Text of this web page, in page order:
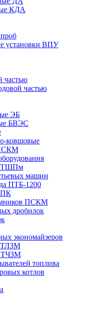
КДА
установки ВПУ
частью
частью
ЭБ
БВЭС
ковшовые
ТШПм
машин
ПТБ-1200
ПСКМ
дробилок
экономайзеров
ТЛЗМ
ТЧЗМ
топлива
котлов